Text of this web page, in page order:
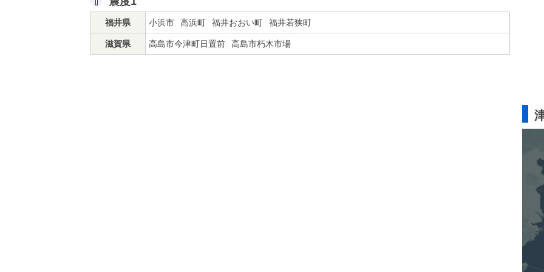
福井県 小浜市 高浜町 福井おおい町 福井若狭町
滋賀県 高島市今津町日置前 高島市朽木市場